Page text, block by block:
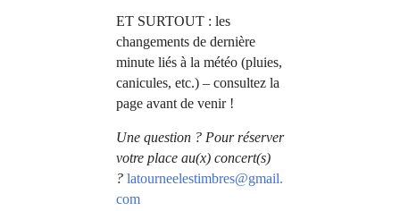
ET SURTOUT : les
changements de dernière
minute liés à la météo (pluies,
canicules, etc.) – consultez la
page avant de venir !
Une question ? Pour réserver
votre place au(x) concert(s)
? latourneelestimbres@gmail.
com